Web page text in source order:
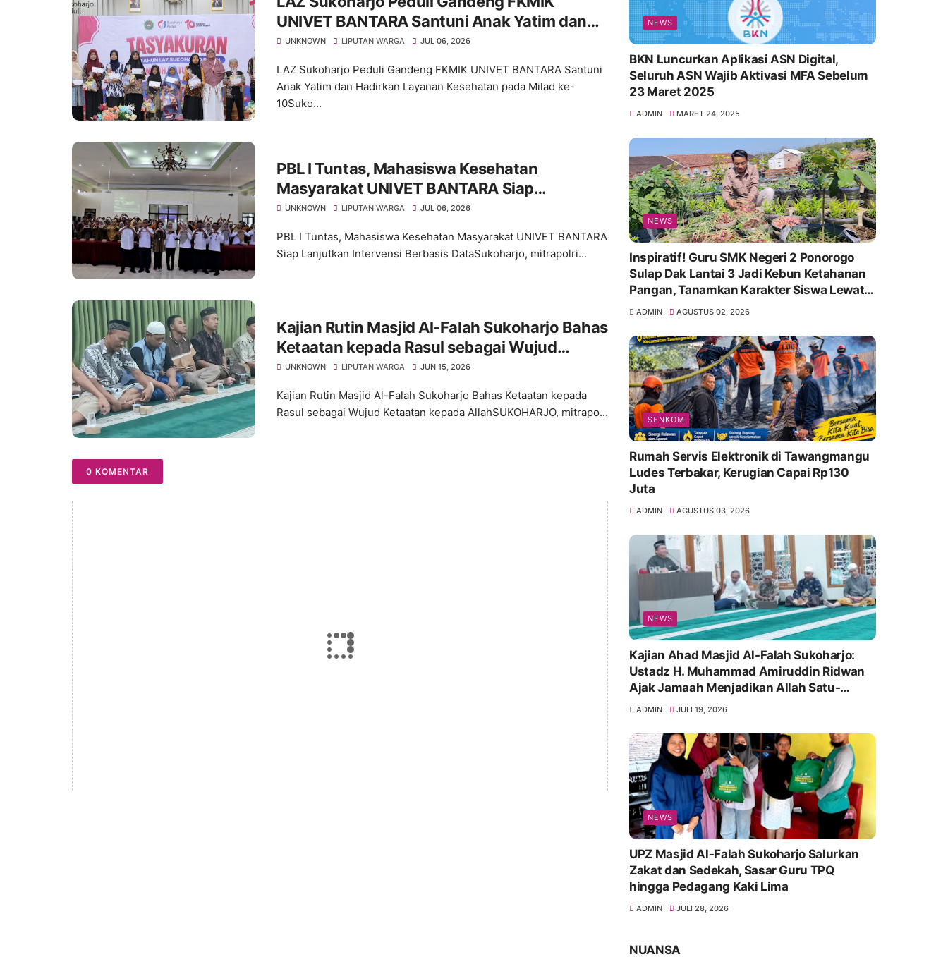
UNIVET BANTARA Santuni Anak Yatim dan
Hadirkan Layanan Kesehatan pada Milad ke-
UNKNOWN LIPUTAN WARGA JUL 06, 2026
LAZ Sukoharjo Peduli Gandeng FKMIK UNIVET BANTARA Santuni
Anak Yatim dan Hadirkan Layanan Kesehatan pada Milad ke-
10Suko...
PBL I Tuntas, Mahasiswa Kesehatan
Masyarakat UNIVET BANTARA Siap
Lanjutkan Intervensi Berbasis Data
UNKNOWN LIPUTAN WARGA JUL 06, 2026
PBL I Tuntas, Mahasiswa Kesehatan Masyarakat UNIVET BANTARA
Siap Lanjutkan Intervensi Berbasis DataSukoharjo, mitrapolri...
Kajian Rutin Masjid Al-Falah Sukoharjo Bahas
Ketaatan kepada Rasul sebagai Wujud
Ketaatan kepada Allah
UNKNOWN LIPUTAN WARGA JUN 15, 2026
Kajian Rutin Masjid Al-Falah Sukoharjo Bahas Ketaatan kepada
Rasul sebagai Wujud Ketaatan kepada AllahSUKOHARJO, mitrapo...
0 KOMENTAR
NEWS
BKN Luncurkan Aplikasi ASN Digital,
Seluruh ASN Wajib Aktivasi MFA Sebelum
23 Maret 2025
ADMIN MARET 24, 2025
NEWS
Inspiratif! Guru SMK Negeri 2 Ponorogo
Sulap Dak Lantai 3 Jadi Kebun Ketahanan
Pangan, Tanamkan Karakter Siswa Lewat
Aksi Nyata
ADMIN AGUSTUS 02, 2026
SENKOM
Rumah Servis Elektronik di Tawangmangu
Ludes Terbakar, Kerugian Capai Rp130
Juta
ADMIN AGUSTUS 03, 2026
NEWS
Kajian Ahad Masjid Al-Falah Sukoharjo:
Ustadz H. Muhammad Amiruddin Ridwan
Ajak Jamaah Menjadikan Allah Satu-
Satunya Tempat Bergantung
ADMIN JULI 19, 2026
NEWS
UPZ Masjid Al-Falah Sukoharjo Salurkan
Zakat dan Sedekah, Sasar Guru TPQ
hingga Pedagang Kaki Lima
ADMIN JULI 28, 2026
NUANSA